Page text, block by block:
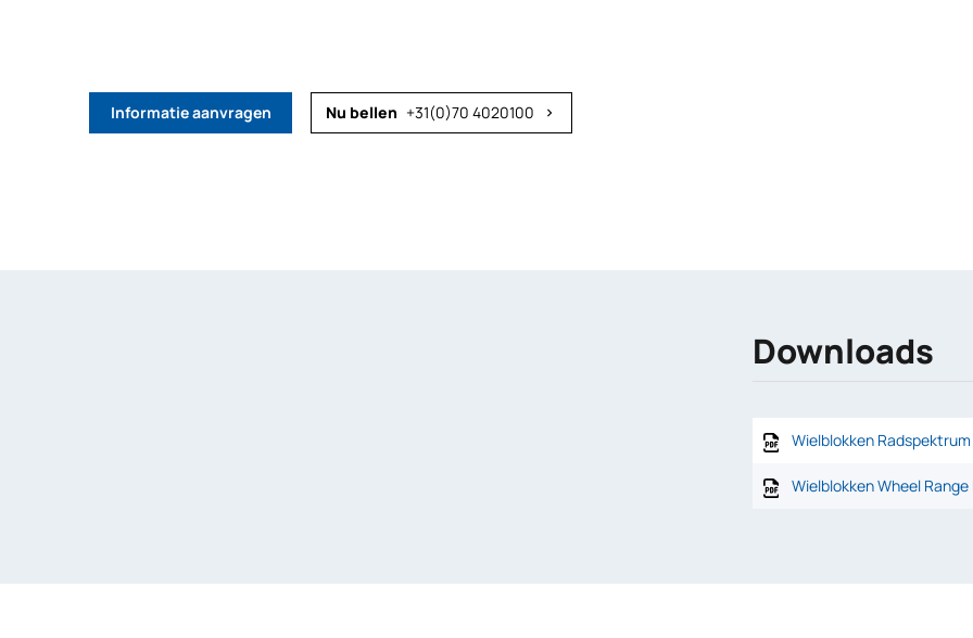
Informatie aanvragen +31(0)70 4020100 chevron_right
Downloads
Wielblokken Radspektrum
Wielblokken Wheel Range